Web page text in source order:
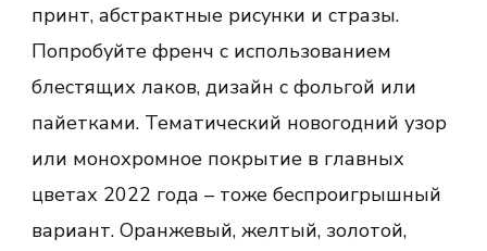
принт, абстрактные рисунки и стразы.
Попробуйте френч с использованием
блестящих лаков, дизайн с фольгой или
пайетками. Тематический новогодний узор
или монохромное покрытие в главных
цветах 2022 года – тоже беспроигрышный
вариант. Оранжевый, желтый, золотой,